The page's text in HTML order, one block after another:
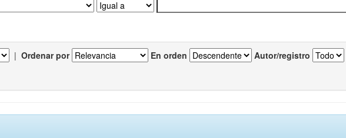
| Ordenar por En orden Autor/registro